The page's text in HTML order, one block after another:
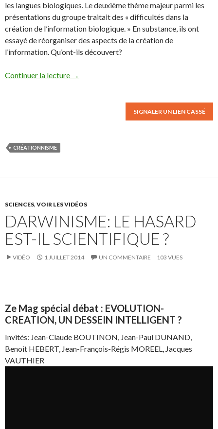
les langues biologiques. Le deuxième thème majeur parmi les
présentations du groupe traitait des « difficultés dans la
création de l’information biologique. » En substance, ils ont
essayé de réorganiser des aspects de la création de
l’information.Qu’ont-ils découvert?
Continuer la lecture →
SIGNALER UN LIEN CASSÉ
CRÉATIONNISME
SCIENCES, VOIR LES VIDÉOS
DARWINISME: LE HASARD
EST-IL SCIENTIFIQUE ?
VIDÉO 1 JUILLET 2014 UN COMMENTAIRE 103 VUES
Ze Mag spécial débat : EVOLUTION-
CREATION, UN DESSEIN INTELLIGENT ?
Invités: Jean-Claude BOUTINON, Jean-Paul DUNAND,
Benoit HEBERT, Jean-François-Régis MOREEL, Jacques
VAUTHIER